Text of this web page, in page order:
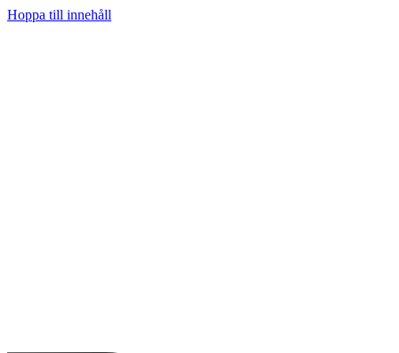
Hoppa till innehåll